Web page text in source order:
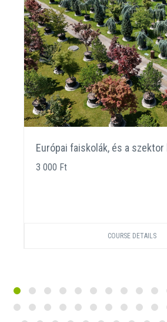
Európai faiskolák, és a
3 000 Ft
COURSE DETAILS